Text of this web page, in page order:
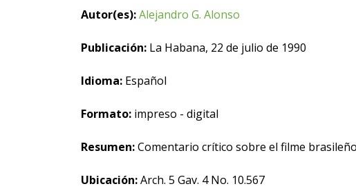
Autor(es):Alejandro G. Alonso
Publicación: La Habana, 22 de julio de 1990
Idioma: Español
Formato: impreso - digital
Resumen:Comentario crítico sobre el filme
Ubicación:Arch. 5 Gav. 4 No. 10.567